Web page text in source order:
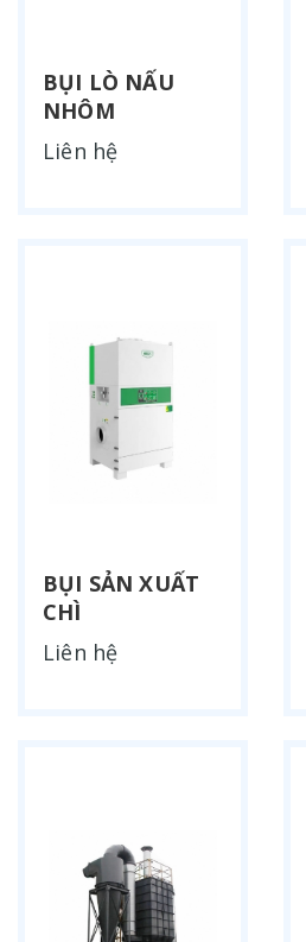
BỤI LÒ NẤU
NHÔM
Liên hệ
BỤI SẢN XUẤT
CHÌ
Liên hệ